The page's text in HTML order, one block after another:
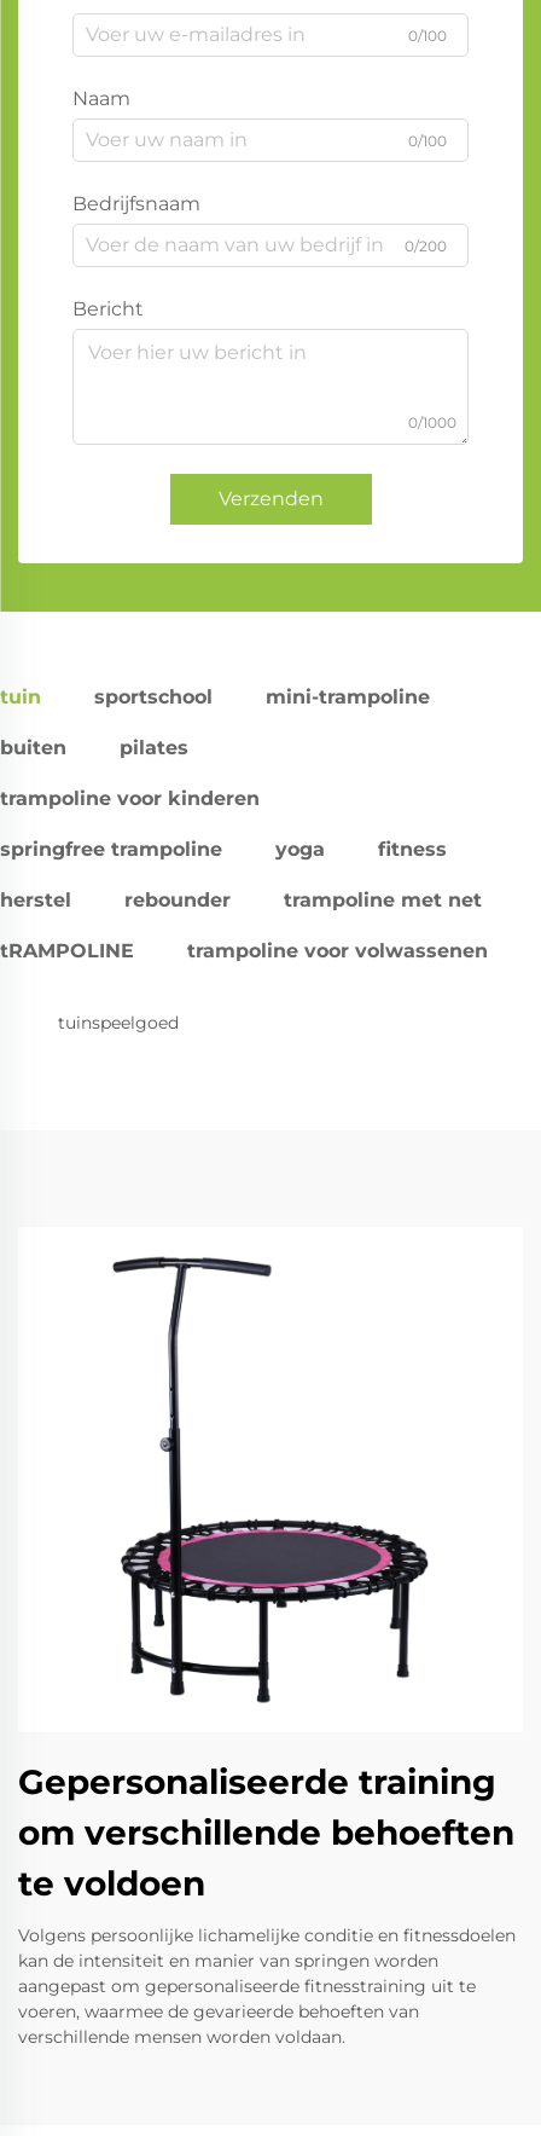
0/100
Naam
0/100
Bedrijfsnaam
0/200
Bericht
0/1000
Verzenden
tuin sportschool mini-trampoline
buiten pilates
trampoline voor kinderen
springfree trampoline yoga fitness
herstel rebounder trampoline met net
tRAMPOLINE trampoline voor volwassenen
tuinspeelgoed
Gepersonaliseerde training
om verschillende behoeften
te voldoen
Volgens persoonlijke lichamelijke conditie en fitnessdoelen
kan de intensiteit en manier van springen worden
aangepast om gepersonaliseerde fitnesstraining uit te
voeren, waarmee de gevarieerde behoeften van
verschillende mensen worden voldaan.